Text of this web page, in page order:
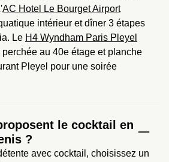
AC Hotel Le Bourget Airport
intérieur et dîner 3 étapes
Le H4 Wyndham Paris Pleyel
au 40e étage et planche
Pleyel pour une soirée
le cocktail en
?
avec cocktail, choisissez un